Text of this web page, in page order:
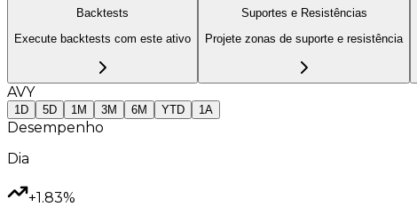
Backtests
Execute backtests com este ativo
Suportes e Resistências
Projete zonas de suporte e resistência
AVY
1D 5D 1M 3M 6M YTD 1A
Desempenho
Dia
+1.83%